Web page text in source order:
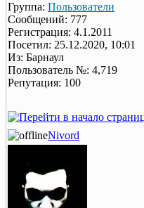
Группа: Пользователи
Сообщений: 777
Регистрация: 4.1.2011
Посетил: 25.12.2020, 10:01
Из: Барнаул
Пользователь №: 4,719
Репутация: 100
Nivord